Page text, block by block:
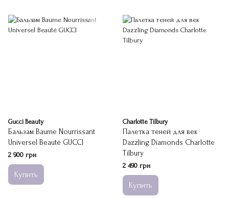
Gucci Beauty
Бальзам Baume Nourrissant
Universel Beauté GUCCI
2 900 грн
Купить
Charlotte Tilbury
Палетка теней для век
Dazzling Diamonds Charlotte
Tilbury
2 490 грн
Купить